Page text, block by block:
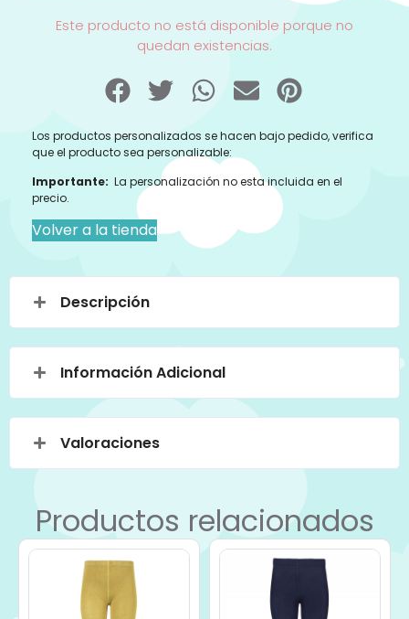
Este producto no está disponible porque no
quedan existencias.
Los productos personalizados se hacen bajo pedido, verifica
que el producto sea personalizable:
Importante: La personalización no esta incluida en el
precio.
Volver a la tienda
Descripción
Información Adicional
Valoraciones
Productos relacionados